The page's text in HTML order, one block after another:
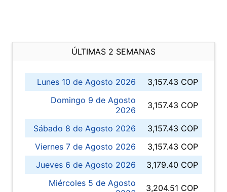
ÚLTIMAS 2 SEMANAS
Lunes 10 de Agosto 2026
3,157.43 COP
Domingo 9 de Agosto
2026
3,157.43 COP
Sábado 8 de Agosto 2026
3,157.43 COP
Viernes 7 de Agosto 2026
3,157.43 COP
Jueves 6 de Agosto 2026
3,179.40 COP
Miércoles 5 de Agosto
3,204.51 COP